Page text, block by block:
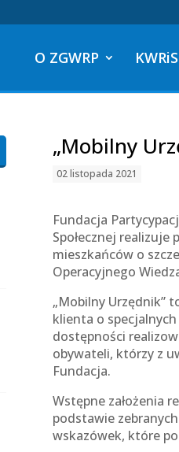
O ZGWRP
„Mobilny
02 listopada 2021
Fundacja
Społecznej
mieszkańców o
Operacyjnego
„Mobilny Urzędnik”
klienta o
dostępności
obywateli, którzy z
Fundacja.
Wstępne założenia
podstawie
wskazówek, które